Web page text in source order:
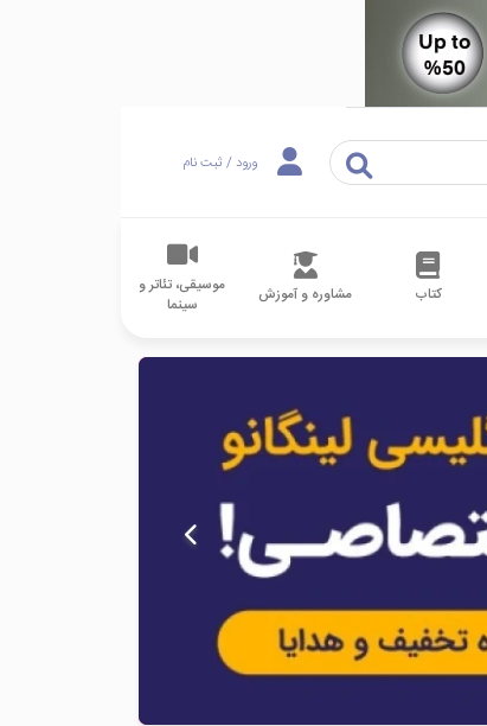
ورود / ثبت نام
کتاب مشاوره و آموزش
موسیقی، تئاتر و
سینما